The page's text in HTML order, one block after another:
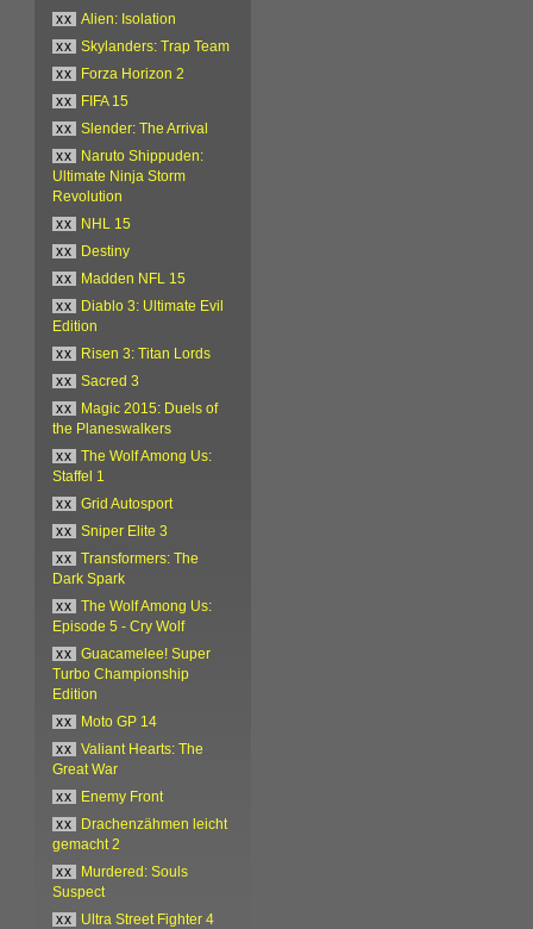
xx
Alien: Isolation
xx
Skylanders: Trap Team
xx
Forza Horizon 2
xx
FIFA 15
xx
Slender: The Arrival
xx
Naruto Shippuden:
Ultimate Ninja Storm
Revolution
xx
NHL 15
xx
Destiny
xx
Madden NFL 15
xx
Diablo 3: Ultimate Evil
Edition
xx
Risen 3: Titan Lords
xx
Sacred 3
xx
Magic 2015: Duels of
the Planeswalkers
xx
The Wolf Among Us:
Staffel 1
xx
Grid Autosport
xx
Sniper Elite 3
xx
Transformers: The
Dark Spark
xx
The Wolf Among Us:
Episode 5 - Cry Wolf
xx
Guacamelee! Super
Turbo Championship
Edition
xx
Moto GP 14
xx
Valiant Hearts: The
Great War
xx
Enemy Front
xx
Drachenzähmen leicht
gemacht 2
xx
Murdered: Souls
Suspect
xx
Ultra Street Fighter 4